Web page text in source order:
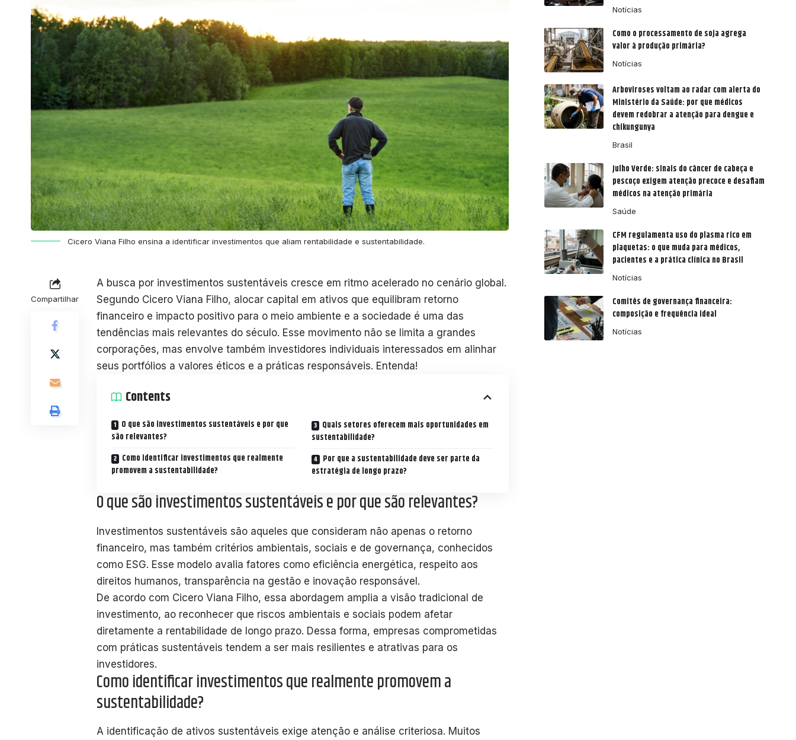
Cicero Viana Filho ensina a identificar investimentos que aliam rentabilidade e sustentabilidade.
Compartilhar
A busca por investimentos sustentáveis cresce em ritmo acelerado no cenário global.
Segundo Cicero Viana Filho, alocar capital em ativos que equilibram retorno
financeiro e impacto positivo para o meio ambiente e a sociedade é uma das
tendências mais relevantes do século. Esse movimento não se limita a grandes
corporações, mas envolve também investidores individuais interessados em alinhar
seus portfólios a valores éticos e a práticas responsáveis. Entenda!
Contents
O que são investimentos sustentáveis e por que
são relevantes?
Como identificar investimentos que realmente
promovem a sustentabilidade?
Quais setores oferecem mais oportunidades em
sustentabilidade?
Por que a sustentabilidade deve ser parte da
estratégia de longo prazo?
O que são investimentos sustentáveis e por que são relevantes?
Investimentos sustentáveis são aqueles que consideram não apenas o retorno
financeiro, mas também critérios ambientais, sociais e de governança, conhecidos
como ESG. Esse modelo avalia fatores como eficiência energética, respeito aos
direitos humanos, transparência na gestão e inovação responsável.
De acordo com Cicero Viana Filho, essa abordagem amplia a visão tradicional de
investimento, ao reconhecer que riscos ambientais e sociais podem afetar
diretamente a rentabilidade de longo prazo. Dessa forma, empresas comprometidas
com práticas sustentáveis tendem a ser mais resilientes e atrativas para os
investidores.
Como identificar investimentos que realmente promovem a
sustentabilidade?
A identificação de ativos sustentáveis exige atenção e análise criteriosa. Muitos
Notícias
Como o processamento de soja agrega
valor à produção primária?
Notícias
Arboviroses voltam ao radar com alerta do
Ministério da Saúde: por que médicos
devem redobrar a atenção para dengue e
chikungunya
Brasil
Julho Verde: sinais do câncer de cabeça e
pescoço exigem atenção precoce e desafiam
médicos na atenção primária
Saúde
CFM regulamenta uso do plasma rico em
plaquetas: o que muda para médicos,
pacientes e a prática clínica no Brasil
Notícias
Comitês de governança financeira:
composição e frequência ideal
Notícias